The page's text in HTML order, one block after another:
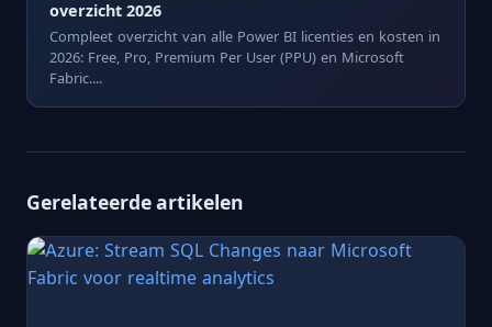
overzicht 2026
Compleet overzicht van alle Power BI licenties en kosten in
2026: Free, Pro, Premium Per User (PPU) en Microsoft
Fabric....
Gerelateerde artikelen